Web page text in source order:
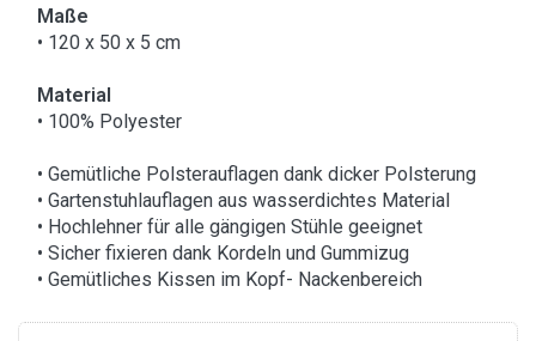
Maße
• 120 x 50 x 5 cm
Material
• 100% Polyester
• Gemütliche Polsterauflagen dank dicker Polsterung
• Gartenstuhlauflagen aus wasserdichtes Material
• Hochlehner für alle gängigen Stühle geeignet
• Sicher fixieren dank Kordeln und Gummizug
• Gemütliches Kissen im Kopf- Nackenbereich